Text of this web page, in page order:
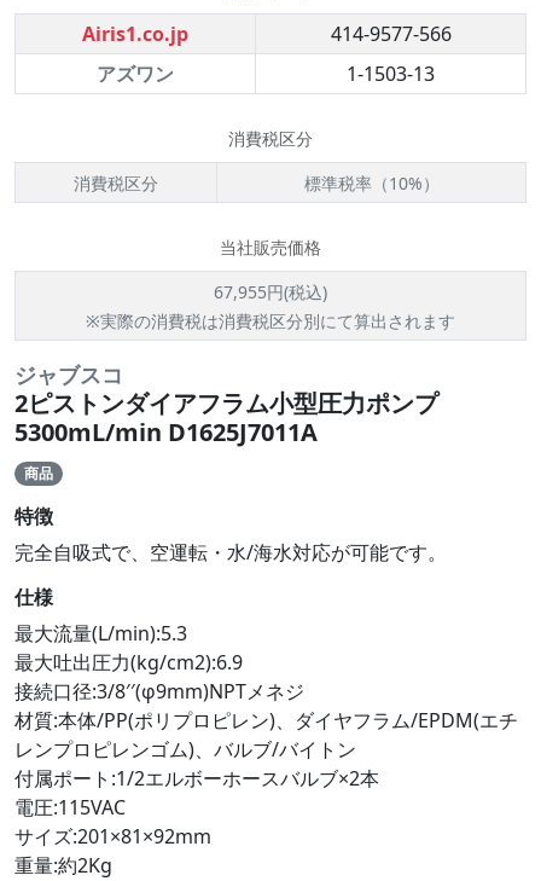
Airis1.co.jp
414-9577-566
アズワン
1-1503-13
消費税区分
消費税区分
標準税率（10%）
当社販売価格
67,955円(税込)
※実際の消費税は消費税区分別にて算出されます
ジャブスコ
2ピストンダイアフラム小型圧力ポンプ
5300mL/min D1625J7011A
商品
特徴
完全自吸式で、空運転・水/海水対応が可能です。
仕様
最大流量(L/min):5.3
最大吐出圧力(kg/cm2):6.9
接続口径:3/8′′(φ9mm)NPTメネジ
材質:本体/PP(ポリプロピレン)、ダイヤフラム/EPDM(エチ
レンプロピレンゴム)、バルブ/バイトン
付属ポート:1/2エルボーホースバルブ×2本
電圧:115VAC
サイズ:201×81×92mm
重量:約2Kg